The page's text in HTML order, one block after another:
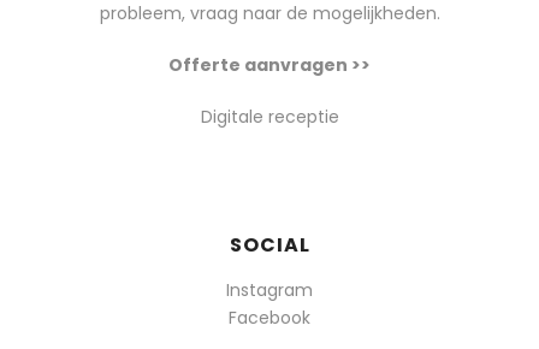
probleem, vraag naar de mogelijkheden.
Offerte aanvragen >>
Digitale receptie
SOCIAL
Instagram
Facebook